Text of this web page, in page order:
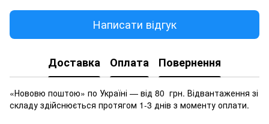
Написати відгук
Доставка Оплата Повернення
«Нововю поштою» по Україні — від 80 грн. Відвантаження зі
складу здійснюється протягом 1-3 днів з моменту оплати.